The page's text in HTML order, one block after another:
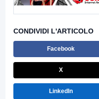
CONDIVIDI L'ARTICOLO
Facebook
X
LinkedIn